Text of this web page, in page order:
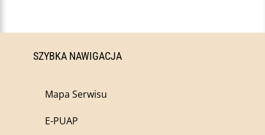
SZYBKA NAWIGACJA
Mapa Serwisu
E-PUAP